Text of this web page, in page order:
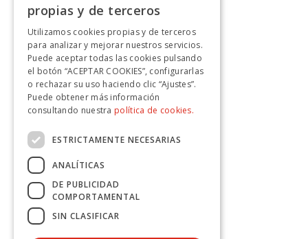
propias y de terceros
Utilizamos cookies propias y de terceros
para analizar y mejorar nuestros servicios.
Puede aceptar todas las cookies pulsando
el botón “ACEPTAR COOKIES”, configurarlas
o rechazar su uso haciendo clic “Ajustes”.
Puede obtener más información
consultando nuestra política de cookies.
ESTRICTAMENTE NECESARIAS
ANALÍTICAS
DE PUBLICIDAD
COMPORTAMENTAL
SIN CLASIFICAR